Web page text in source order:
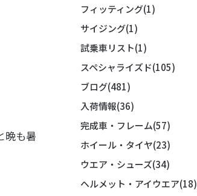
晩も暑
フィッティング(1)
サイジング(1)
試乗車リスト(1)
スペシャライズド(105)
ブログ(481)
入荷情報(36)
完成車・フレーム(57)
ホイール・タイヤ(23)
ウエア・シューズ(34)
ヘルメット・アイウエア(18)